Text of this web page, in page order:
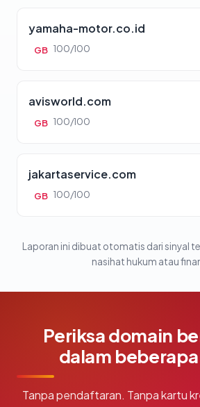
yamaha-motor.co.id
GB 100/100
avisworld.com
GB 100/100
jakartaservice.com
GB 100/100
Laporan ini dibuat otomatis dari sinyal
nasihat hukum atau
Periksa domain
dalam
Tanpa pendaftaran. Tanpa kartu